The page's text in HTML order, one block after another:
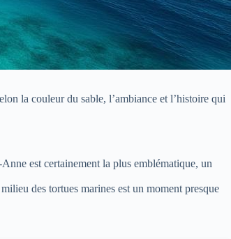
la couleur du sable, l’ambiance et l’histoire qui
est certainement la plus emblématique, un
des tortues marines est un moment presque